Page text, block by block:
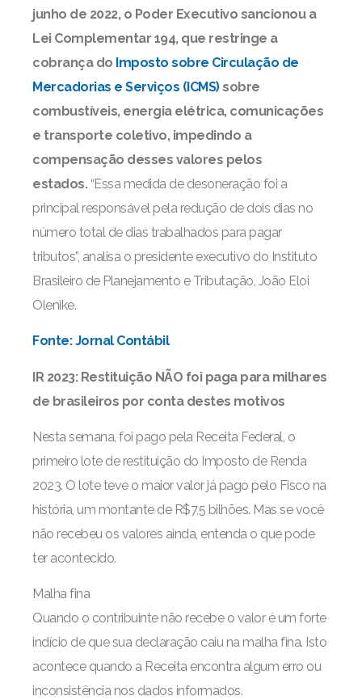
junho de 2022, o Poder Executivo sancionou a
Lei Complementar 194, que restringe a
cobrança do Imposto sobre Circulação de
Mercadorias e Serviços (ICMS)sobre
combustíveis, energia elétrica, comunicações
e transporte coletivo, impedindo a
compensação desses valores pelos
estados. “Essa medida de desoneração foi a
principal responsável pela redução de dois dias no
número total de dias trabalhados para pagar
tributos”, analisa o presidente executivo do Instituto
Brasileiro de Planejamento e Tributação, João Eloi
Olenike.
Fonte: Jornal Contábil
IR 2023: Restituição NÃO foi paga para milhares
de brasileiros por conta destes motivos
Nesta semana, foi pago pela Receita Federal, o
primeiro lote de restituição do Imposto de Renda
2023. O lote teve o maior valor já pago pelo Fisco na
história, um montante de R$7,5 bilhões. Mas se você
não recebeu os valores ainda, entenda o que pode
ter acontecido.
Malha fina
Quando o contribuinte não recebe o valor é um forte
indício de que sua declaração caiu na malha fina. Isto
acontece quando a Receita encontra algum erro ou
inconsistência nos dados informados.